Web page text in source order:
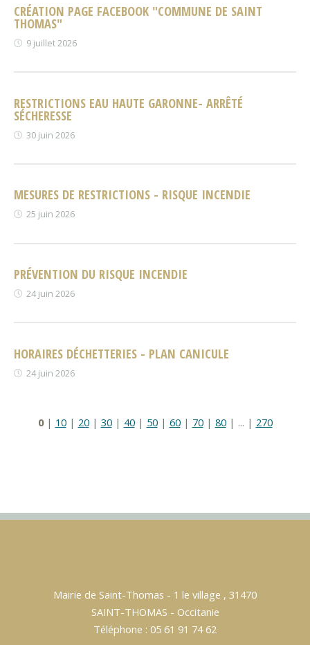
CRÉATION PAGE FACEBOOK "COMMUNE DE SAINT
THOMAS"
9 juillet 2026
RESTRICTIONS EAU HAUTE GARONNE- ARRÊTÉ
SÉCHERESSE
30 juin 2026
MESURES DE RESTRICTIONS - RISQUE INCENDIE
25 juin 2026
PRÉVENTION DU RISQUE INCENDIE
24 juin 2026
HORAIRES DÉCHETTERIES - PLAN CANICULE
24 juin 2026
0| 10| 20| 30| 40| 50| 60| 70| 80| ... | 270
Mairie de Saint-Thomas - 1 le village , 31470
SAINT-THOMAS - Occitanie
Téléphone : 05 61 91 74 62